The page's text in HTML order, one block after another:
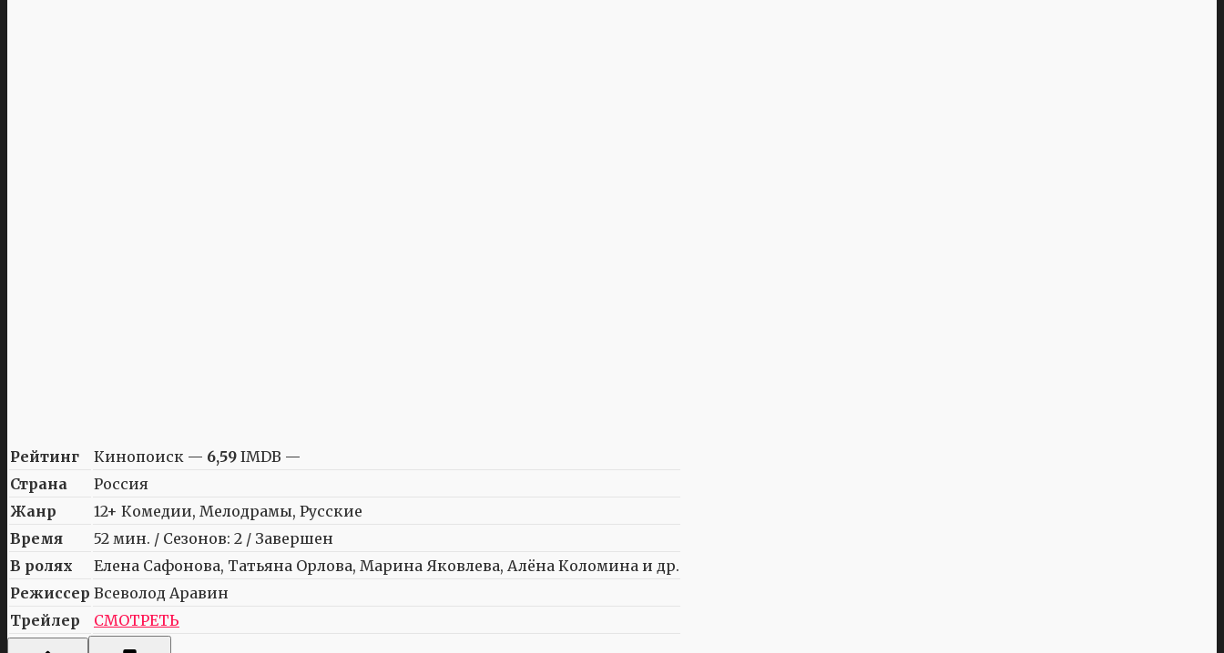
Рейтинг Кинопоиск — 6,59 IMDB —
Страна
Россия
Жанр
12+ Комедии, Мелодрамы, Русские
Время
52 мин. / Сезонов: 2 / Завершен
В ролях
Елена Сафонова, Татьяна Орлова, Марина Яковлева, Алёна Коломина и др.
Режиссер Всеволод Аравин
Трейлер
СМОТРЕТЬ